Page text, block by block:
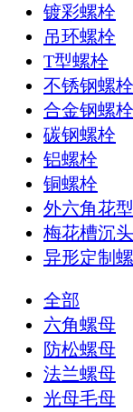
镀彩螺栓
吊环螺栓
T型螺栓
不锈钢螺栓
合金钢螺栓
碳钢螺栓
铝螺栓
铜螺栓
外六角花
梅花槽沉
异形定制
全部
六角螺母
防松螺母
法兰螺母
光母毛母